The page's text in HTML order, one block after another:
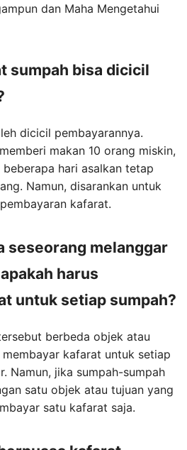
dan Maha Mengetahui
sumpah bisa dicicil
dicicil pembayarannya.
makan 10 orang miskin,
hari asalkan tetap
Namun, disarankan untuk
kafarat.
seseorang melanggar
harus
untuk setiap sumpah?
berbeda objek atau
kafarat untuk setiap
Namun, jika sumpah-sumpah
satu objek atau tujuan yang
satu kafarat saja.